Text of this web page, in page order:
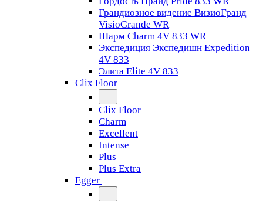
Грандиозное видение ВизиоГранд
VisioGrande WR
Шарм Charm 4V 833 WR
Экспедиция Экспедишн Expedition
4V 833
Элита Elite 4V 833
Clix Floor
Clix Floor
Charm
Excellent
Intense
Plus
Plus Extra
Egger